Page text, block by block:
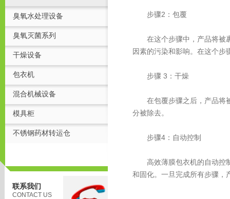
臭氧水处理设备
臭氧灭菌系列
干燥设备
包衣机
混合机械设备
模具柜
不锈钢药材转运仓
联系我们
CONTACT US
步骤2：包覆
在这个步骤中，产品将被裹
因素的污染和影响。在这个步
步骤 3：干燥
在包覆步骤之后，产品将被
分被除去。
步骤4：自动控制
高效薄膜包衣机的自动控制
和固化。一旦完成所有步骤，